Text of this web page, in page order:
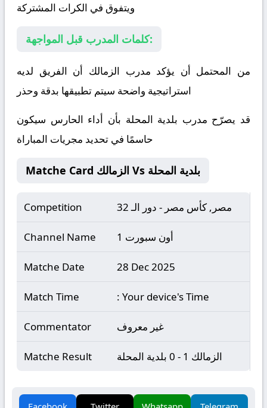
ويتفوق في الكرات المشتركة
كلمات المدرب قبل المواجهة:
من المحتمل أن يؤكد مدرب الزمالك أن الفريق لديه
استراتيجية واضحة سيتم تطبيقها بدقة وحذر
قد يصرّح مدرب بلدية المحلة بأن أداء الحارس سيكون
حاسمًا في تحديد مجريات المباراة
Matche Card الزمالك Vs بلدية المحلة
Competition مصر, كأس مصر - دور الـ 32
Channel Name أون سبورت 1
Matche Date 28 Dec 2025
Match Time : Your device's Time
Commentator غير معروف
Matche Result الزمالك 1 - 0 بلدية المحلة